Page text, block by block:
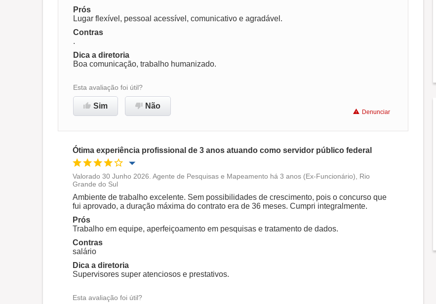
Recomenda esta empresa Recomenda a diretoria
Prós
Lugar flexível, pessoal acessível, comunicativo e agradável.
Contras
.
Dica a diretoria
Boa comunicação, trabalho humanizado.
Esta avaliação foi útil?
Sim Não
Denunciar
Ótima experiência profissional de 3 anos atuando como servidor público federal
Oportunidade de promoção
Ambiente de trabalho Benefícios
Recomenda esta empresa
Valorado 30 Junho 2026. Agente de Pesquisas e Mapeamento há 3 anos (Ex-Funcionário), Rio
Grande do Sul
Ambiente de trabalho excelente. Sem possibilidades de crescimento, pois o concurso que
fui aprovado, a duração máxima do contrato era de 36 meses. Cumpri integralmente.
Prós
Trabalho em equipe, aperfeiçoamento em pesquisas e tratamento de dados.
Contras
salário
Dica a diretoria
Supervisores super atenciosos e prestativos.
Esta avaliação foi útil?